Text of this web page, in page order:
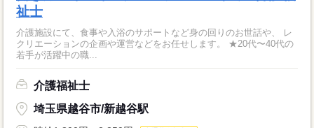
祉士
介護施設にて、食事や入浴のサポートなど身の回りのお世話や、 レ
クリエーションの企画や運営などをお任せします。 ★20代〜40代の
若手が活躍中の職...
介護福祉士
埼玉県越谷市/新越谷駅